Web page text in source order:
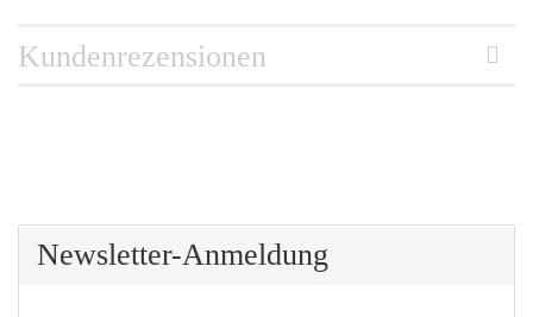
Kundenrezensionen
Newsletter-Anmeldung